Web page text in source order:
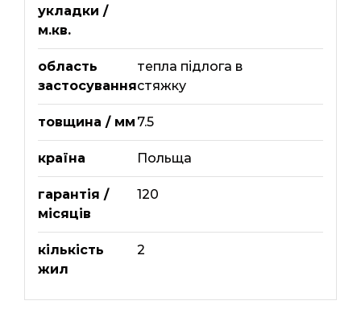
укладки /
м.кв.
область
застосування
тепла підлога в
стяжку
товщина / мм 7.5
країна Польща
гарантія /
місяців
120
кількість
жил
2